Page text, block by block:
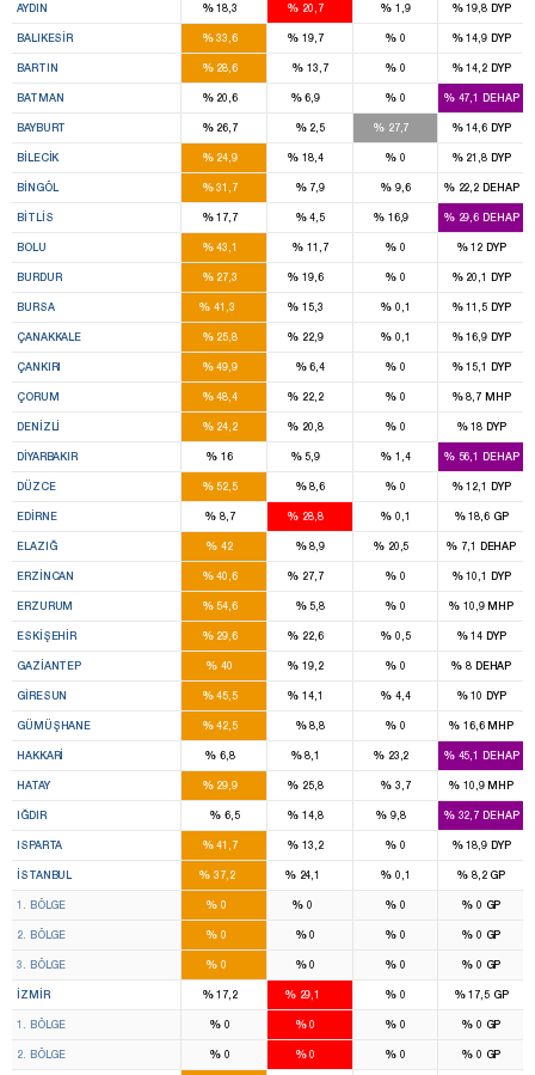
AYDIN %18,3 % 20,7 % 1,9 %19,8 DYP
BALIKESIR %33,6 % 19,7 % 0 %14,9 DYP
BARTIN %28,6 % 13,7 % 0 %14,2 DYP
BATMAN %20,6 %6,9 % 0 %47,1DEHAP
BAYBURT %26,7 %2,5 %27,7 %14,6 DYP
BILECIK %24,9 % 18,4 % 0 %21,8 DYP
BINGÖL %31,7 %7,9 % 9,6 %22,2DEHAP
BITLIS %17,7 %4,5 %16,9 %29,6DEHAP
BOLU %43,1 % 11,7 % 0 %12DYP
BURDUR %27,3 % 19,6 % 0 %20,1 DYP
BURSA % 41,3 % 15,3 % 0,1 %11,5 DYP
ÇANAKKALE %25,8 % 22,9 % 0,1 %16,9 DYP
ÇANKIRI %49,9 %6,4 % 0 %15,1 DYP
ÇORUM %48,4 % 22,2 % 0 %8,7MHP
DENIZLI %24,2 % 20,8 % 0 %18DYP
DIYARBAKIR % 16 %5,9 % 1,4 %56,1DEHAP
DÜZCE %52,5 %8,6 % 0 %12,1 DYP
EDIRNE %8,7 % 28,8 % 0,1 %18,6 GP
ELAZIĞ % 42 %8,9 %20,5 % 7,1 DEHAP
ERZINCAN %40,6 % 27,7 % 0 %10,1 DYP
ERZURUM %54,6 %5,8 % 0 % 10,9MHP
ESKIŞEHIR %29,6 % 22,6 % 0,5 %14DYP
GAZIANTEP % 40 % 19,2 % 0 % 8 DEHAP
GIRESUN %45,5 % 14,1 % 4,4 %10DYP
GÜMÜŞHANE %42,5 %8,8 % 0 % 16,6MHP
HAKKARI %6,8 %8,1 %23,2 %45,1DEHAP
HATAY %29,9 % 25,8 % 3,7 % 10,9MHP
IĞDIR %6,5 % 14,8 % 9,8 %32,7DEHAP
ISPARTA %41,7 % 13,2 % 0 %18,9 DYP
İSTANBUL % 37,2 %24,1 % 0,1 %8,2 GP
1. BÖLGE % 0 % 0 % 0 %0 GP
2. BÖLGE % 0 %0 % 0 %0 GP
3. BÖLGE % 0 %0 % 0 %0 GP
İZMIR %17,2 %29,1 % 0 %17,5 GP
1. BÖLGE %0 %0 % 0 %0 GP
2. BÖLGE %0 %0 % 0 %0 GP